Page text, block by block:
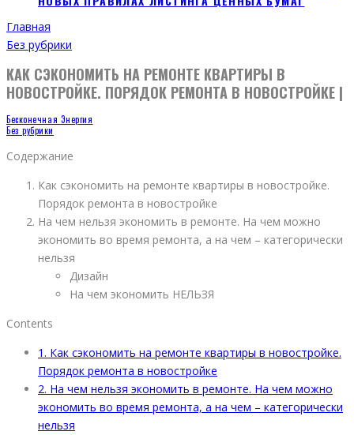
Главная
Без рубрики
КАК СЭКОНОМИТЬ НА РЕМОНТЕ КВАРТИРЫ В
НОВОСТРОЙКЕ. ПОРЯДОК РЕМОНТА В НОВОСТРОЙКЕ |
Бесконечная Энергия
Без рубрики
Содержание
Как сэкономить на ремонте квартиры в новостройке.
Порядок ремонта в новостройке
На чем нельзя экономить в ремонте. На чем можно
экономить во время ремонта, а на чем – категорически
нельзя
Дизайн
На чем экономить НЕЛЬЗЯ
Contents
1. Как сэкономить на ремонте квартиры в новостройке.
Порядок ремонта в новостройке
2. На чем нельзя экономить в ремонте. На чем можно
экономить во время ремонта, а на чем – категорически
нельзя